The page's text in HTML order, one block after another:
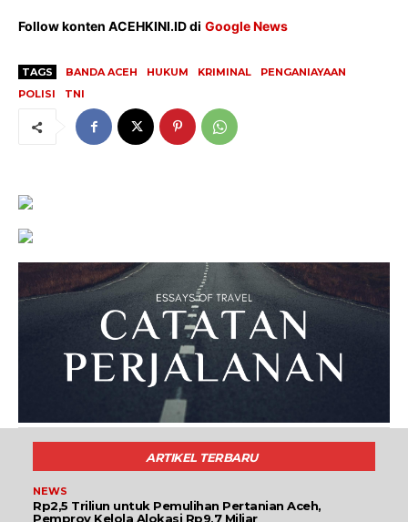
Aset
Follow konten ACEHKINI.ID di Google News
TAGS BANDA ACEH HUKUM KRIMINAL
PENGANIAYAAN
POLISI
TNI
ARTIKEL TERBARU
NEWS
Rp2,5 Triliun untuk Pemulihan Pertanian Aceh,
Pemprov Kelola Alokasi Rp9,7 Miliar